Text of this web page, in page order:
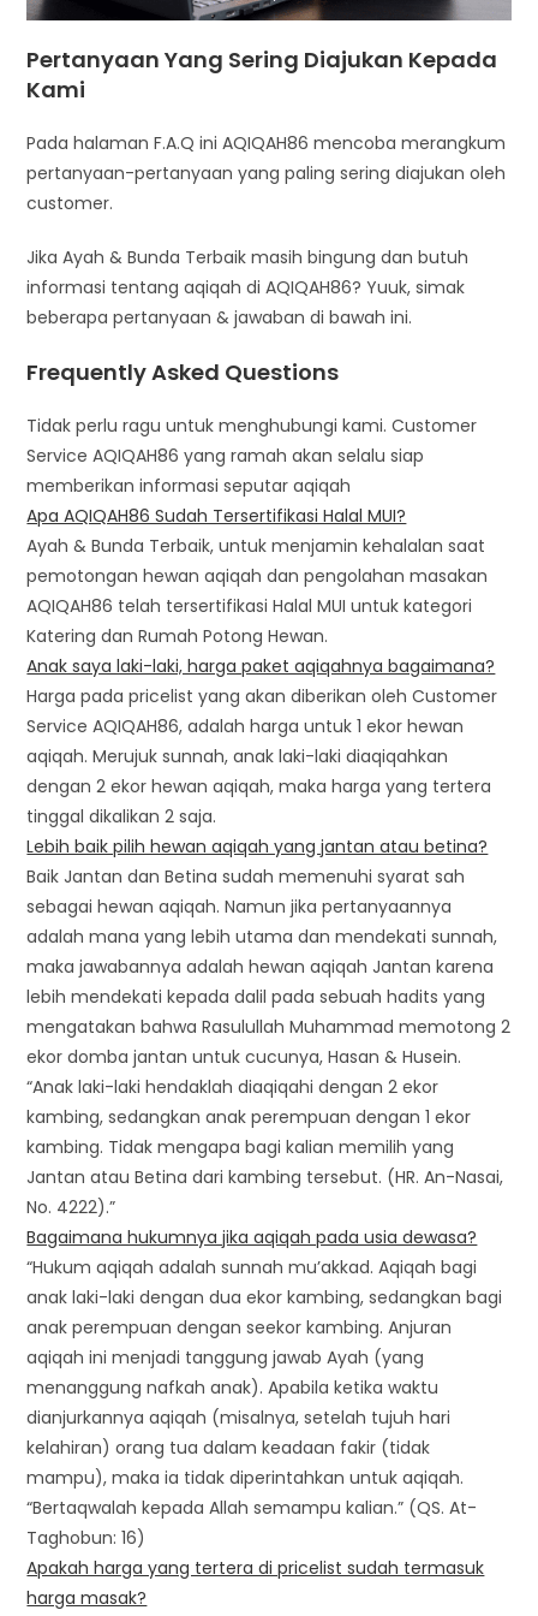
Pertanyaan Yang Sering Diajukan Kepada
Kami
Pada halaman F.A.Q ini AQIQAH86 mencoba merangkum
pertanyaan-pertanyaan yang paling sering diajukan oleh
customer.
Jika Ayah & Bunda Terbaik masih bingung dan butuh
informasi tentang aqiqah di AQIQAH86? Yuuk, simak
beberapa pertanyaan & jawaban di bawah ini.
Frequently Asked Questions
Tidak perlu ragu untuk menghubungi kami. Customer
Service AQIQAH86 yang ramah akan selalu siap
memberikan informasi seputar aqiqah
Apa AQIQAH86 Sudah Tersertifikasi Halal MUI?
Ayah & Bunda Terbaik, untuk menjamin kehalalan saat
pemotongan hewan aqiqah dan pengolahan masakan
AQIQAH86 telah tersertifikasi Halal MUI untuk kategori
Katering dan Rumah Potong Hewan.
Anak saya laki-laki, harga paket aqiqahnya bagaimana?
Harga pada pricelist yang akan diberikan oleh Customer
Service AQIQAH86, adalah harga untuk 1 ekor hewan
aqiqah. Merujuk sunnah, anak laki-laki diaqiqahkan
dengan 2 ekor hewan aqiqah, maka harga yang tertera
tinggal dikalikan 2 saja.
Lebih baik pilih hewan aqiqah yang jantan atau betina?
Baik Jantan dan Betina sudah memenuhi syarat sah
sebagai hewan aqiqah. Namun jika pertanyaannya
adalah mana yang lebih utama dan mendekati sunnah,
maka jawabannya adalah hewan aqiqah Jantan karena
lebih mendekati kepada dalil pada sebuah hadits yang
mengatakan bahwa Rasulullah Muhammad memotong 2
ekor domba jantan untuk cucunya, Hasan & Husein.
“Anak laki-laki hendaklah diaqiqahi dengan 2 ekor
kambing, sedangkan anak perempuan dengan 1 ekor
kambing. Tidak mengapa bagi kalian memilih yang
Jantan atau Betina dari kambing tersebut. (HR. An-Nasai,
No. 4222).”
Bagaimana hukumnya jika aqiqah pada usia dewasa?
“Hukum aqiqah adalah sunnah mu’akkad. Aqiqah bagi
anak laki-laki dengan dua ekor kambing, sedangkan bagi
anak perempuan dengan seekor kambing. Anjuran
aqiqah ini menjadi tanggung jawab Ayah (yang
menanggung nafkah anak). Apabila ketika waktu
dianjurkannya aqiqah (misalnya, setelah tujuh hari
kelahiran) orang tua dalam keadaan fakir (tidak
mampu), maka ia tidak diperintahkan untuk aqiqah.
“Bertaqwalah kepada Allah semampu kalian.” (QS. At-
Taghobun: 16)
Apakah harga yang tertera di pricelist sudah termasuk
harga masak?